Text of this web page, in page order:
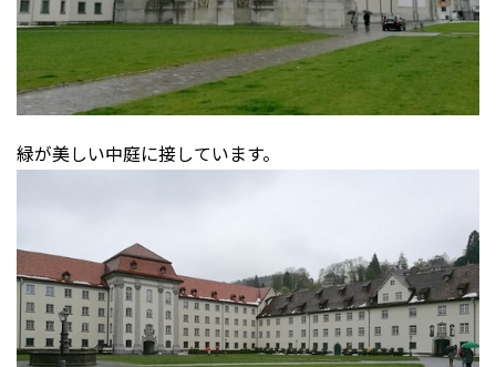
緑が美しい中庭に接しています。